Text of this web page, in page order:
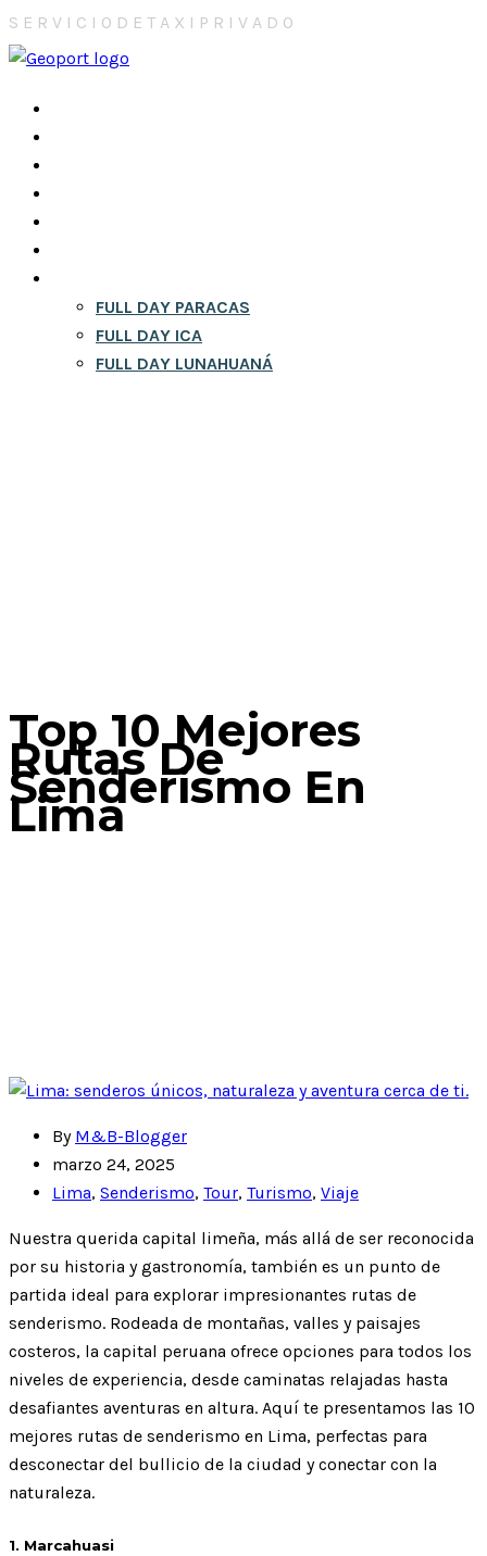
S E R V I C I O D E T A X I P R I V A D O
FULL DAY PARACAS
FULL DAY ICA
FULL DAY LUNAHUANÁ
Top 10 Mejores
Rutas De
Senderismo En
Lima
By M&B-Blogger
marzo 24, 2025
Lima, Senderismo, Tour, Turismo, Viaje
Nuestra querida capital limeña, más allá de ser reconocida
por su historia y gastronomía, también es un punto de
partida ideal para explorar impresionantes rutas de
senderismo. Rodeada de montañas, valles y paisajes
costeros, la capital peruana ofrece opciones para todos los
niveles de experiencia, desde caminatas relajadas hasta
desafiantes aventuras en altura. Aquí te presentamos las 10
mejores rutas de senderismo en Lima, perfectas para
desconectar del bullicio de la ciudad y conectar con la
naturaleza.
1. Marcahuasi